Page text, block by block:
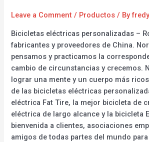
Leave a Comment / Productos / By
Bicicletas eléctricas personalizadas –
fabricantes y proveedores de China.
pensamos y practicamos la
cambio de circunstancias y crecemos.
lograr una mente y un cuerpo más
de las bicicletas eléctricas
eléctrica Fat Tire, la mejor bicicleta de
eléctrica de largo alcance y la bicicleta
bienvenida a clientes, asociaciones
amigos de todas partes del mundo